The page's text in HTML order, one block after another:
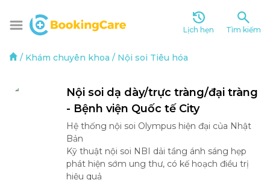
Lịch hẹn Tìm kiếm
/ Khám chuyên khoa / Nội soi Tiêu hóa
Nội soi dạ dày/trực tràng/đại tràng
- Bệnh viện Quốc tế City
Hệ thống nội soi Olympus hiện đại của Nhật
Bản
Kỹ thuật nội soi NBI dải tầng ánh sáng hẹp
phát hiện sớm ung thư, có kế hoạch điều trị
hiệu quả